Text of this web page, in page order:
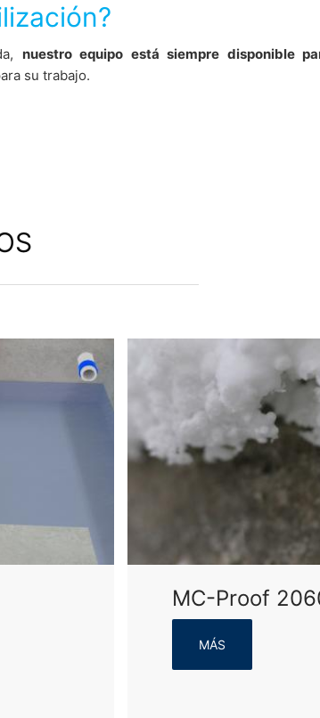
nuestro equipo está siempre disponible
su trabajo.
MC-Proof
MÁS